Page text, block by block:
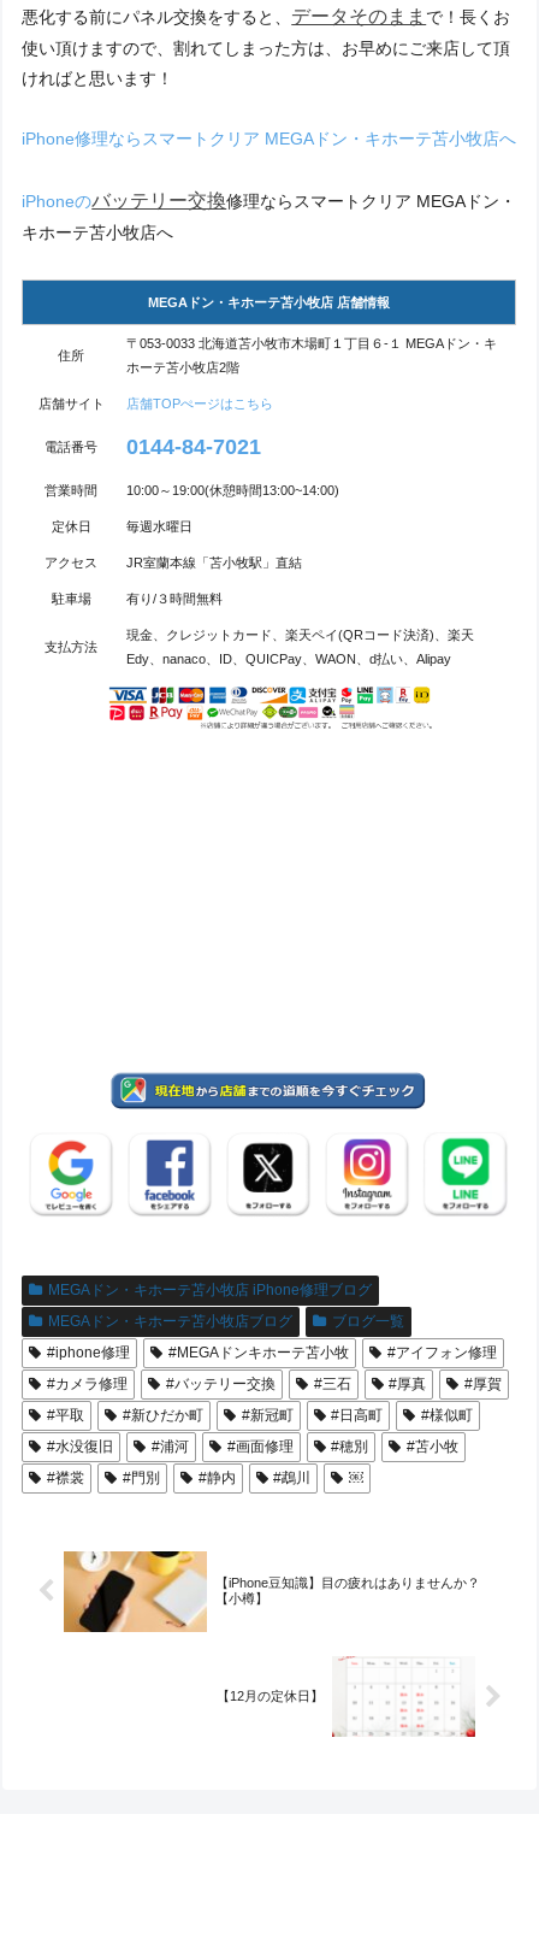
悪化する前にパネル交換をすると、 データそのまま で！長くお
使い頂けますので、割れてしまった方は、お早めにご来店して頂
ければと思います！
iPhone修理ならスマートクリア MEGAドン・キホーテ苫小牧店へ
iPhoneのバッテリー交換修理ならスマートクリア MEGAドン・
キホーテ苫小牧店へ
MEGAドン・キホーテ苫小牧店 店舗情報
住所
〒053-0033 北海道苫小牧市木場町１丁目６-１ MEGAドン・キ
ホーテ苫小牧店2階
店舗サイト 店舗TOPぺージはこちら
電話番号 0144-84-7021
営業時間 10:00～19:00(休憩時間13:00~14:00)
定休日 毎週水曜日
アクセス JR室蘭本線「苫小牧駅」直結
駐車場 有り/３時間無料
支払方法
現金、クレジットカード、楽天ペイ(QRコード決済)、楽天
Edy、nanaco、ID、QUICPay、WAON、d払い、Alipay
MEGAドン・キホーテ苫小牧店 iPhone修理ブログ
MEGAドン・キホーテ苫小牧店ブログ
ブログ一覧
#iphone修理
#MEGAドンキホーテ苫小牧
#アイフォン修理
#カメラ修理
#バッテリー交換 #三石 #厚真
#厚賀
#平取
#新ひだか町 #新冠町 #日高町
#様似町
#水没復旧
#浦河 #画面修理 #穂別
#苫小牧
#襟裳
#門別 #静内 #鵡川 ￼
【iPhone豆知識】目の疲れはありませんか？
【小樽】
【12月の定休日】